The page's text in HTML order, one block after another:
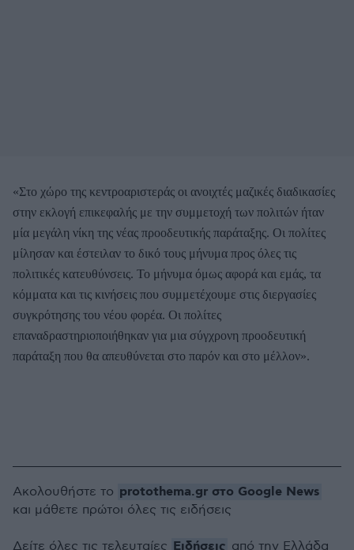
«Στο χώρο της κεντροαριστεράς οι ανοιχτές μαζικές διαδικασίες
στην εκλογή επικεφαλής με την συμμετοχή των πολιτών ήταν
μία μεγάλη νίκη της νέας προοδευτικής παράταξης. Οι πολίτες
μίλησαν και έστειλαν το δικό τους μήνυμα προς όλες τις
πολιτικές κατευθύνσεις. Το μήνυμα όμως αφορά και εμάς, τα
κόμματα και τις κινήσεις που συμμετέχουμε στις διεργασίες
συγκρότησης του νέου φορέα. Οι πολίτες
επαναδραστηριοποιήθηκαν για μια σύγχρονη προοδευτική
παράταξη που θα απευθύνεται στο παρόν και στο μέλλον».
Ακολουθήστε το protothema.gr στο Google News
και μάθετε πρώτοι όλες τις ειδήσεις
Δείτε όλες τις τελευταίες Ειδήσεις από την Ελλάδα